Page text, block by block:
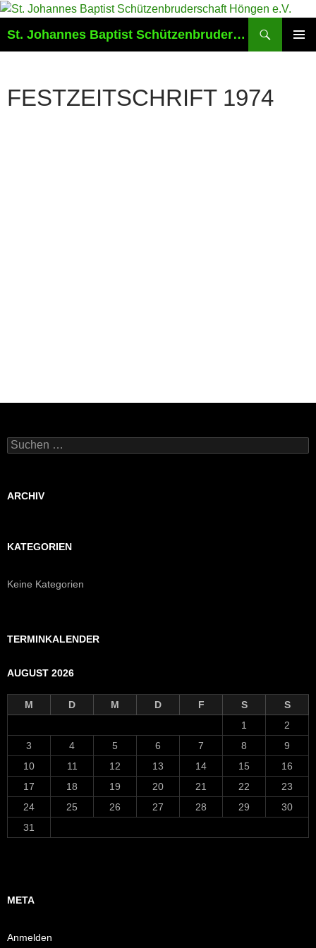
St. Johannes Baptist Schützenbruderschaft Höngen e.V.
FESTZEITSCHRIFT 1974
Suchen
nach:
ARCHIV
KATEGORIEN
Keine Kategorien
TERMINKALENDER
AUGUST 2026
M D M D F S
S
1
2
3
4 5 6 7 8
9
10
11 12 13 14 15
16
17
18 19 20 21 22
23
24
25 26 27 28 29
30
31
META
Anmelden